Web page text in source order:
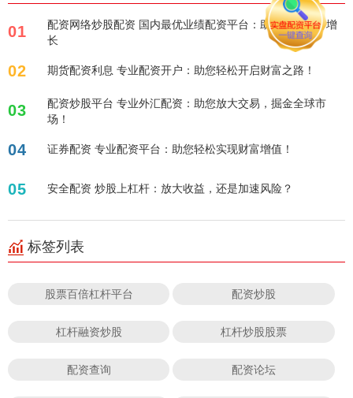
01
配资网络炒股配资 国内最优业绩配资平台：助您实现财富增
长
02 期货配资利息 专业配资开户：助您轻松开启财富之路！
03
配资炒股平台 专业外汇配资：助您放大交易，掘金全球市
场！
04 证券配资 专业配资平台：助您轻松实现财富增值！
05 安全配资 炒股上杠杆：放大收益，还是加速风险？
标签列表
股票百倍杠杆平台 配资炒股
杠杆融资炒股 杠杆炒股股票
配资查询 配资论坛